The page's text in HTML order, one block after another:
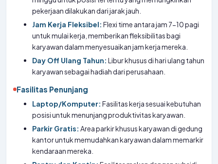
pekerjaan dilakukan dari jarak jauh.
Jam Kerja Fleksibel: Flexi time antara jam 7-10 pagi
untuk mulai kerja, memberikan fleksibilitas bagi
karyawan dalam menyesuaikan jam kerja mereka.
Day Off Ulang Tahun: Libur khusus di hari ulang tahun
karyawan sebagai hadiah dari perusahaan.
Fasilitas Penunjang
Laptop/Komputer: Fasilitas kerja sesuai kebutuhan
posisi untuk menunjang produktivitas karyawan.
Parkir Gratis: Area parkir khusus karyawan di gedung
kantor untuk memudahkan karyawan dalam memarkir
kendaraan mereka.